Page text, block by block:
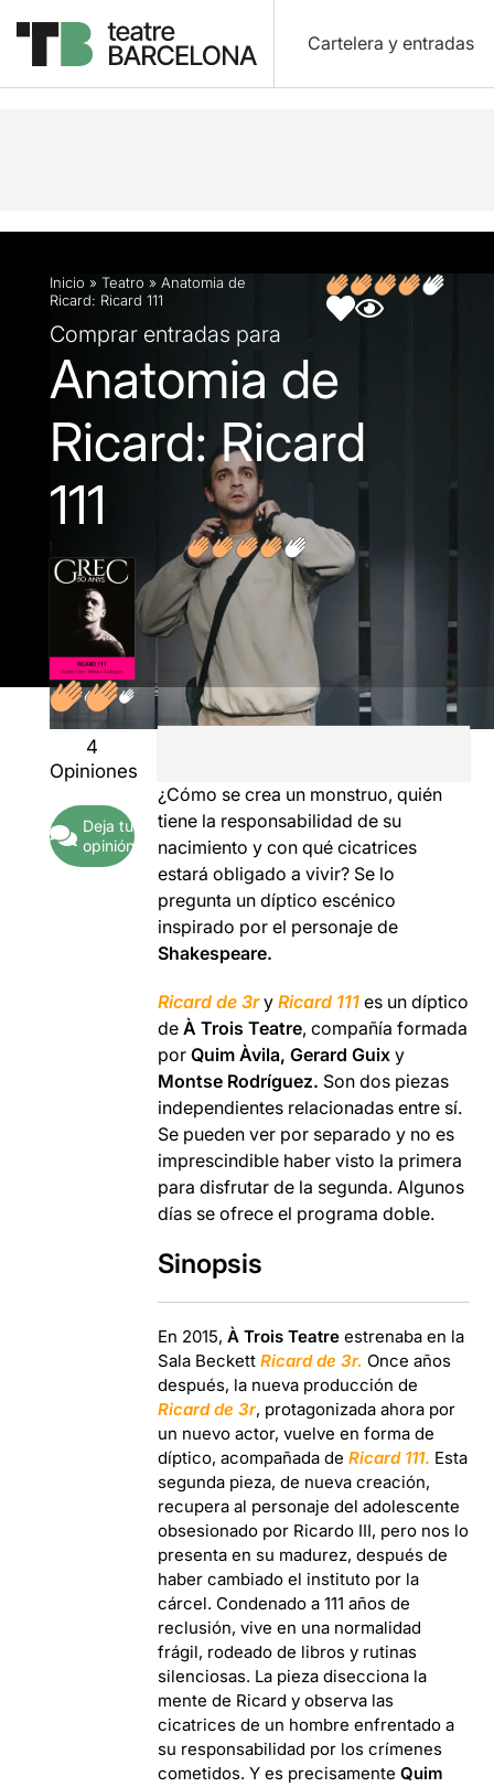
Cartelera y entradas
Descripción Ficha artística Fotos y vídeos
Inicio » Teatro » Anatomia de
Ricard: Ricard 111
Comprar entradas para
Anatomia de
Ricard: Ricard
111
4
Opiniones
Deja tu
opinión
¿Cómo se crea un monstruo, quién
tiene la responsabilidad de su
nacimiento y con qué cicatrices
estará obligado a vivir? Se lo
pregunta un díptico escénico
inspirado por el personaje de
Shakespeare.
Ricard de 3ryRicard 111 es un díptico
deÀ Trois Teatre, compañía formada
por Quim Àvila, Gerard Guixy
Montse Rodríguez. Son dos piezas
independientes relacionadas entre sí.
Se pueden ver por separado y no es
imprescindible haber visto la primera
para disfrutar de la segunda. Algunos
días se ofrece el programa doble.
Sinopsis
En 2015,À Trois Teatre estrenaba en la
Sala BeckettRicard de 3r.Once años
después, la nueva producción de
Ricard de 3r, protagonizada ahora por
un nuevo actor, vuelve en forma de
díptico, acompañada deRicard 111. Esta
segunda pieza, de nueva creación,
recupera al personaje del adolescente
obsesionado por Ricardo III, pero nos lo
presenta en su madurez, después de
haber cambiado el instituto por la
cárcel. Condenado a 111 años de
reclusión, vive en una normalidad
frágil, rodeado de libros y rutinas
silenciosas. La pieza disecciona la
mente de Ricard y observa las
cicatrices de un hombre enfrentado a
su responsabilidad por los crímenes
cometidos. Y es precisamenteQuim